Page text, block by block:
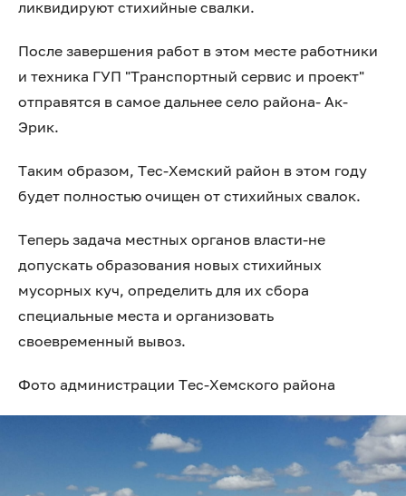
ликвидируют стихийные свалки.
После завершения работ в этом месте работники
и техника ГУП "Транспортный сервис и проект"
отправятся в самое дальнее село района- Ак-
Эрик.
Таким образом, Тес-Хемский район в этом году
будет полностью очищен от стихийных свалок.
Теперь задача местных органов власти-не
допускать образования новых стихийных
мусорных куч, определить для их сбора
специальные места и организовать
своевременный вывоз.
Фото администрации Тес-Хемского района